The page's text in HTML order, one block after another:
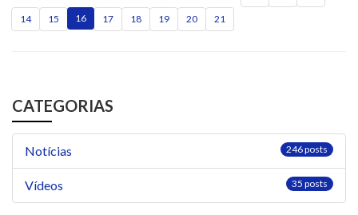
14
15 16 17 18 19 20 21
CATEGORIAS
Notícias 246 posts
Vídeos 35 posts